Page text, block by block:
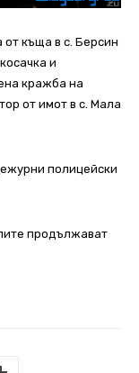
къща в с. Берсин
и
кражба на
от имот в с. Мала
полицейски
продължават